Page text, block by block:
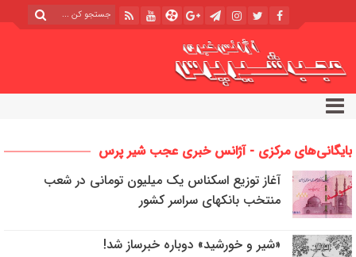
بایگانی‌های مرکزی - آژانس خبری عجب شیر پرس
آغاز توزیع اسکناس یک میلیون تومانی در شعب
منتخب بانکهای سراسر کشور
«شیر و خورشید» دوباره خبرساز شد!